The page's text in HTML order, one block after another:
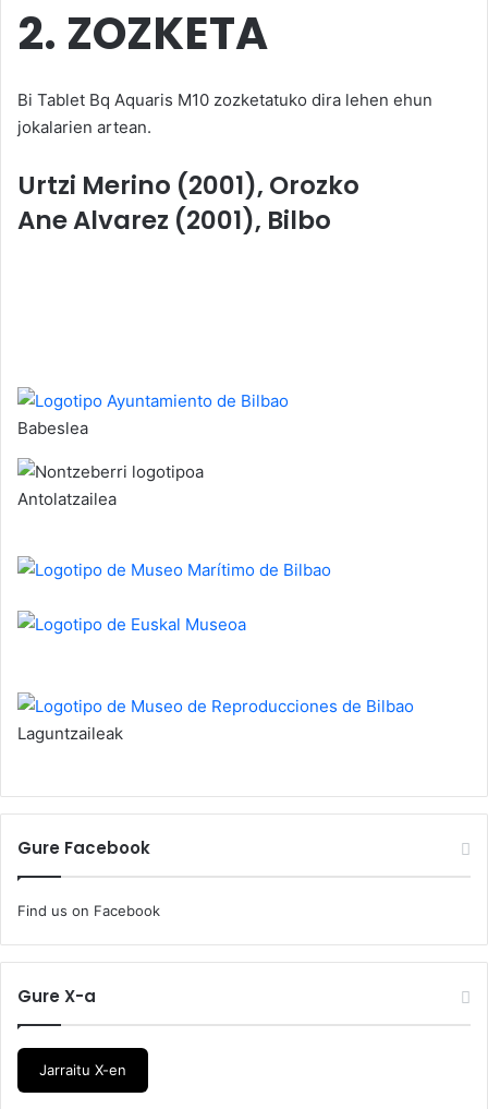
2. ZOZKETA
Bi Tablet Bq Aquaris M10 zozketatuko dira lehen ehun
jokalarien artean.
Urtzi Merino (2001), Orozko
Ane Alvarez (2001), Bilbo
Babeslea
Antolatzailea
Laguntzaileak
Gure Facebook
Find us on Facebook
Gure X-a
Jarraitu X-en